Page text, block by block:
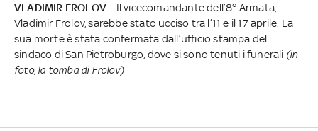
VLADIMIR FROLOV– Il vicecomandante dell’8° Armata,
Vladimir Frolov, sarebbe stato ucciso tra l’11 e il 17 aprile. La
sua morte è stata confermata dall’ufficio stampa del
sindaco di San Pietroburgo, dove si sono tenuti i funerali (in
foto, la tomba di Frolov)